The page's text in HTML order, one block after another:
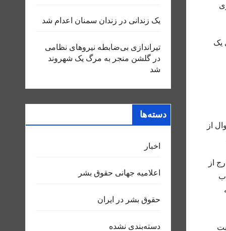
یک
از
از
یک زندانی در زندان سمنان اعدام شد
تیراندازی بی‌ضابطه نیروهای نظامی
در گلشن منجر به مرگ یک شهروند
شد
دسته‌ها
اخبار
اعلاميه جهانی حقوق بشر
حقوق بشر در ایران
دسته‌بندی نشده